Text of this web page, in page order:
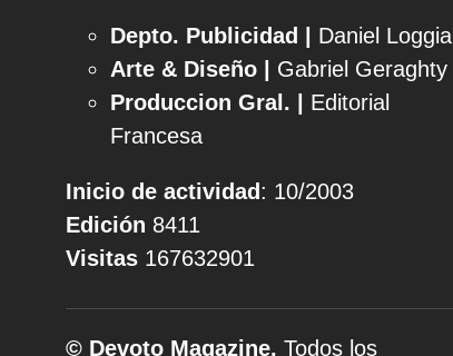
Depto. Publicidad |
Daniel Loggia
Arte & Diseño | Gabriel Geraghty
Produccion Gral. |
Editorial
Francesa
Inicio de actividad : 10/2003
Edición 8411
Visitas 167632901
© Devoto Magazine. Todos los